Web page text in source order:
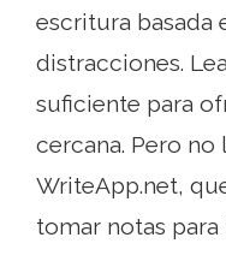
escritura basada
distracciones.
suficiente para
cercana. Pero
WriteApp.net,
tomar notas para